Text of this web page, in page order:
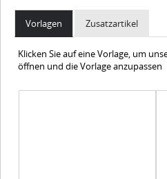
Vorlagen Zusatzartikel
Klicken Sie auf eine Vorlage, um
öffnen und die Vorlage anzupassen